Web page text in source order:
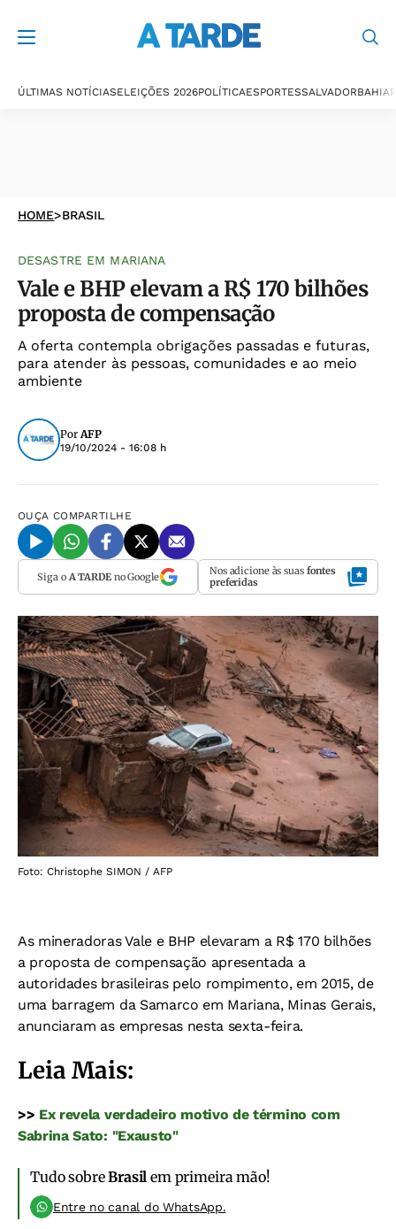
ÚLTIMAS NOTÍCIASELEIÇÕES 2026POLÍTICAESPORTESSALVADORBAHIA
HOME>BRASIL
DESASTRE EM MARIANA
Vale e BHP elevam a R$ 170 bilhões
proposta de compensação
A oferta contempla obrigações passadas e futuras,
para atender às pessoas, comunidades e ao meio
ambiente
PorAFP
19/10/2024 - 16:08 h
OUÇA COMPARTILHE
Siga o A TARDEno Google Nos adicione às suas fontes
preferidas
Foto: Christophe SIMON / AFP
As mineradoras Vale e BHP elevaram a R$ 170 bilhões
a proposta de compensação apresentada a
autoridades brasileiras pelo rompimento, em 2015, de
uma barragem da Samarco em Mariana, Minas Gerais,
anunciaram as empresas nesta sexta-feira.
Leia Mais:
>> Ex revela verdadeiro motivo de término com
Sabrina Sato: "Exausto"
Tudo sobreBrasil em primeira mão!
Entre no canal do WhatsApp.